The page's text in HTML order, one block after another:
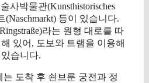
술사박물관(Kunsthistorisches
(Naschmarkt) 등이 있습니다.
라는 원형 대로를 따
있어, 도보와 트램을 이용해
습니다.
도착 후 쇤브룬 궁전과 정